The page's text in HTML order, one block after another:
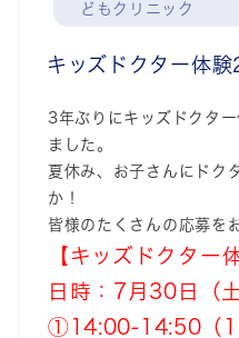
どもクリニック
キッズドクター体
3年ぶりにキッズドクタ
ました。
夏休み、お子さんにドク
か！
皆様のたくさんの応募を
【キッズドクター
日時：7月30日（土
①14:00-14:50（